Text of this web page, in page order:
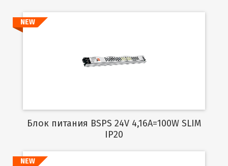
Подробнее
NEW
Блок питания BSPS 24V 4,16A=100W SLIM
IP20
NEW